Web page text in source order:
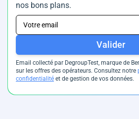
nos bons plans.
Valider
Email collecté par DegroupTest, marque de
sur les offres des opérateurs. Consultez notre
confidentialité et de gestion de vos données.